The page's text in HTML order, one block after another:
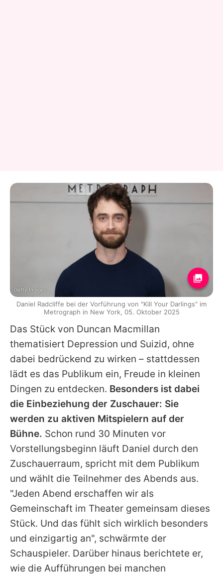
Das Stück von Duncan Macmillan
thematisiert Depression und Suizid, ohne
dabei bedrückend zu wirken – stattdessen
lädt es das Publikum ein, Freude in kleinen
Dingen zu entdecken. Besonders ist dabei
die Einbeziehung der Zuschauer: Sie
werden zu aktiven Mitspielern auf der
Bühne. Schon rund 30 Minuten vor
Vorstellungsbeginn läuft Daniel durch den
Zuschauerraum, spricht mit dem Publikum
und wählt die Teilnehmer des Abends aus.
"Jeden Abend erschaffen wir als
Gemeinschaft im Theater gemeinsam dieses
Stück. Und das fühlt sich wirklich besonders
und einzigartig an", schwärmte der
Schauspieler. Darüber hinaus berichtete er,
wie die Aufführungen bei manchen
Getty Images
Daniel Radcliffe bei der Vorführung von "Kill Your Darlings" im
Metrograph in New York, 05. Oktober 2025